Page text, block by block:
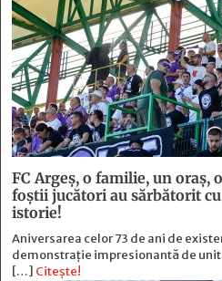
FC Argeş, o familie, un oraș,
foştii jucători au sărbătorit
istorie!
Aniversarea celor 73 de ani de
demonstrație impresionantă de
[…] Citește!